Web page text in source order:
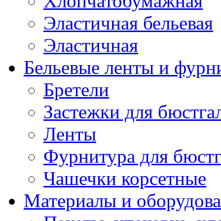
Эластичная бельевая
Эластичная
Бельевые ленты и
Бретели
Застежки для
Ленты
Фурнитура для
Чашечки корсетные
Материалы и